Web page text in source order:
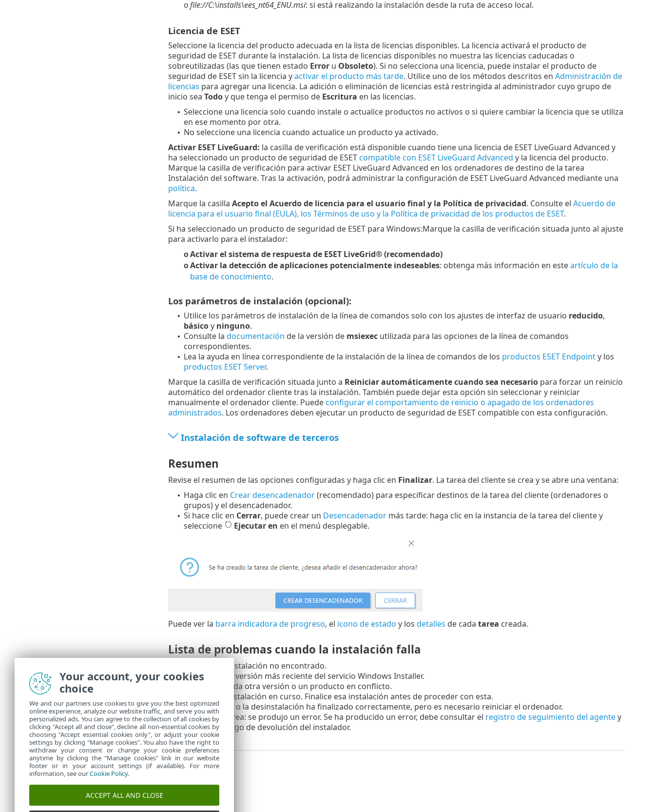
o file://C:\installs\ees_nt64_ENU.msi: si está realizando la instalación desde la ruta de acceso local.
Licencia de ESET
Seleccione la licencia del producto adecuada en la lista de licencias disponibles. La licencia activará el producto de
seguridad de ESET durante la instalación. La lista de licencias disponibles no muestra las licencias caducadas o
sobreutilizadas (las que tienen estado Erroru Obsoleto). Si no selecciona una licencia, puede instalar el producto de
seguridad de ESET sin la licencia yactivar el producto más tarde. Utilice uno de los métodos descritos en Administración de
licencias para agregar una licencia. La adición o eliminación de licencias está restringida al administrador cuyo grupo de
inicio sea Todoy que tenga el permiso de Escritura en las licencias.
• Seleccione una licencia solo cuando instale o actualice productos no activos o si quiere cambiar la licencia que se utiliza
en ese momento por otra.
• No seleccione una licencia cuando actualice un producto ya activado.
Activar ESET LiveGuard: la casilla de verificación está disponible cuando tiene una licencia de ESET LiveGuard Advanced y
ha seleccionado un producto de seguridad de ESETcompatible con ESET LiveGuard Advanced y la licencia del producto.
Marque la casilla de verificación para activar ESET LiveGuard Advanced en los ordenadores de destino de la tarea
Instalación del software. Tras la activación, podrá administrar la configuración de ESET LiveGuard Advanced mediante una
política.
Marque la casilla Acepto el Acuerdo de licencia para el usuario final y la Política de privacidad. Consulte el Acuerdo de
licencia para el usuario final (EULA), los Términos de uso y la Política de privacidad de los productos de ESET.
Si ha seleccionado un producto de seguridad de ESET para Windows:Marque la casilla de verificación situada junto al ajuste
para activarlo para el instalador:
o Activar el sistema de respuesta de ESET LiveGrid® (recomendado)
o Activar la detección de aplicaciones potencialmente indeseables: obtenga más información en esteartículo de la
base de conocimiento.
Los parámetros de instalación (opcional):
• Utilice los parámetros de instalación de la línea de comandos solo con los ajustes de interfaz de usuario reducido,
básicoy ninguno.
• Consulte la documentación de la versión de msiexecutilizada para las opciones de la línea de comandos
correspondientes.
• Lea la ayuda en línea correspondiente de la instalación de la línea de comandos de los productos ESET Endpointy los
productos ESET Server.
Marque la casilla de verificación situada junto a Reiniciar automáticamente cuando sea necesariopara forzar un reinicio
automático del ordenador cliente tras la instalación. También puede dejar esta opción sin seleccionar y reiniciar
manualmente el ordenador cliente. Puedeconfigurar el comportamiento de reinicio o apagado de los ordenadores
administrados. Los ordenadores deben ejecutar un producto de seguridad de ESET compatible con esta configuración.
Instalación de software de terceros
Resumen
Revise el resumen de las opciones configuradas y haga clic en Finalizar. La tarea del cliente se crea y se abre una ventana:
• Haga clic en Crear desencadenador(recomendado) para especificar destinos de la tarea del cliente (ordenadores o
grupos) y el desencadenador.
• Si hace clic en Cerrar, puede crear un Desencadenadormás tarde: haga clic en la instancia de la tarea del cliente y
seleccione
Ejecutar en en el menú desplegable.
Puede ver la barra indicadora de progreso, el icono de estado y los detalles de cada tarea creada.
Lista de problemas cuando la instalación falla
Paquete de instalación no encontrado.
• Se necesita la versión más reciente del servicio Windows Installer.
Ya hay instalada otra versión o un producto en conflicto.
Ya hay otra instalación en curso. Finalice esa instalación antes de proceder con esta.
• La instalación o la desinstalación ha finalizado correctamente, pero es necesario reiniciar el ordenador.
• Error en la tarea: se produjo un error. Se ha producido un error, debe consultar el registro de seguimiento del agentey
anotar el código de devolución del instalador.
Your account, your cookies
choice
We and our partners use cookies to give you the best optimized
online experience, analyze our website traffic, and serve you with
personalized ads. You can agree to the collection of all cookies by
clicking "Accept all and close", decline all non-essential cookies by
choosing "Accept essential cookies only", or adjust your cookie
settings by clicking "Manage cookies". You also have the right to
withdraw your consent or change your cookie preferences
anytime by clicking the "Manage cookies" link in our website
footer or in your account settings (if available). For more
information, see ourCookie Policy.
ACCEPT ALL AND CLOSE